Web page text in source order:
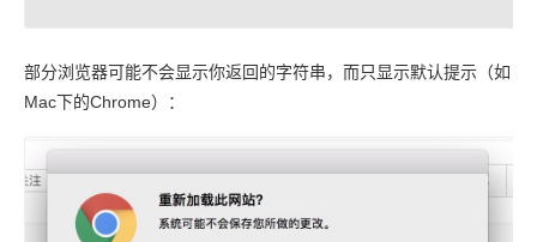
部分浏览器可能不会显示你返回的字符串，而只显示默认提示（如
Mac下的Chrome）：